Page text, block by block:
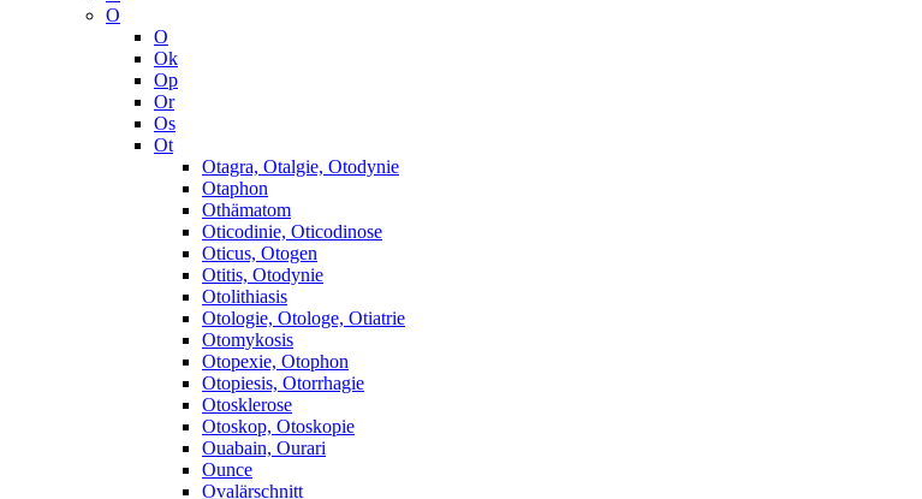
O
O
Ok
Op
Or
Os
Ot
Otagra, Otalgie, Otodynie
Otaphon
Othämatom
Oticodinie, Oticodinose
Oticus, Otogen
Otitis, Otodynie
Otolithiasis
Otologie, Otologe, Otiatrie
Otomykosis
Otopexie, Otophon
Otopiesis, Otorrhagie
Otosklerose
Otoskop, Otoskopie
Ouabain, Ourari
Ounce
Ovalärschnitt